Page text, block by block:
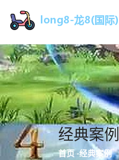
经典案例
首页-经典案例